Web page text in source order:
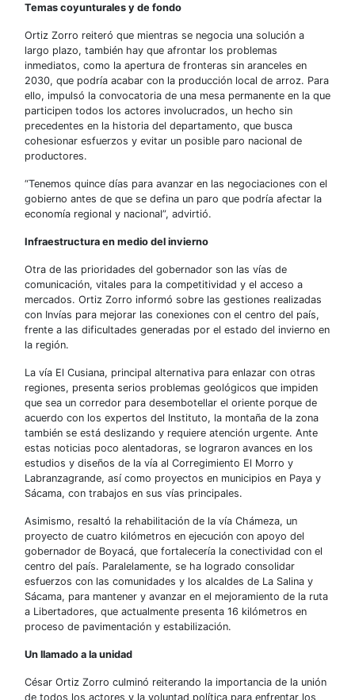
Temas coyunturales y de fondo
Ortiz Zorro reiteró que mientras se negocia una solución a
largo plazo, también hay que afrontar los problemas
inmediatos, como la apertura de fronteras sin aranceles en
2030, que podría acabar con la producción local de arroz. Para
ello, impulsó la convocatoria de una mesa permanente en la que
participen todos los actores involucrados, un hecho sin
precedentes en la historia del departamento, que busca
cohesionar esfuerzos y evitar un posible paro nacional de
productores.
“Tenemos quince días para avanzar en las negociaciones con el
gobierno antes de que se defina un paro que podría afectar la
economía regional y nacional”, advirtió.
Infraestructura en medio del invierno
Otra de las prioridades del gobernador son las vías de
comunicación, vitales para la competitividad y el acceso a
mercados. Ortiz Zorro informó sobre las gestiones realizadas
con Invías para mejorar las conexiones con el centro del país,
frente a las dificultades generadas por el estado del invierno en
la región.
La vía El Cusiana, principal alternativa para enlazar con otras
regiones, presenta serios problemas geológicos que impiden
que sea un corredor para desembotellar el oriente porque de
acuerdo con los expertos del Instituto, la montaña de la zona
también se está deslizando y requiere atención urgente. Ante
estas noticias poco alentadoras, se lograron avances en los
estudios y diseños de la vía al Corregimiento El Morro y
Labranzagrande, así como proyectos en municipios en Paya y
Sácama, con trabajos en sus vías principales.
Asimismo, resaltó la rehabilitación de la vía Chámeza, un
proyecto de cuatro kilómetros en ejecución con apoyo del
gobernador de Boyacá, que fortalecería la conectividad con el
centro del país. Paralelamente, se ha logrado consolidar
esfuerzos con las comunidades y los alcaldes de La Salina y
Sácama, para mantener y avanzar en el mejoramiento de la ruta
a Libertadores, que actualmente presenta 16 kilómetros en
proceso de pavimentación y estabilización.
Un llamado a la unidad
César Ortiz Zorro culminó reiterando la importancia de la unión
de todos los actores y la voluntad política para enfrentar los